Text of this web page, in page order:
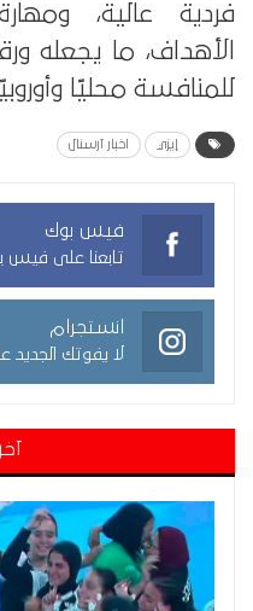
فردية عالية،
الأهداف، ما يجعله
للمنافسة محليًا
إيزي اخبار آرسنال
فيس بوك
تابعنا على فيس
انستجرام
لا يفوتك الجديد